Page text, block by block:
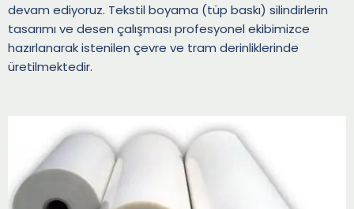
devam ediyoruz. Tekstil boyama (tüp baskı) silindirlerin
tasarımı ve desen çalışması profesyonel ekibimizce
hazırlanarak istenilen çevre ve tram derinliklerinde
üretilmektedir.